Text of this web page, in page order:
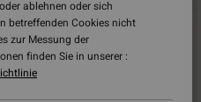
ablehnen oder sich
betreffenden Cookies nicht
zur Messung der
finden Sie in unserer :